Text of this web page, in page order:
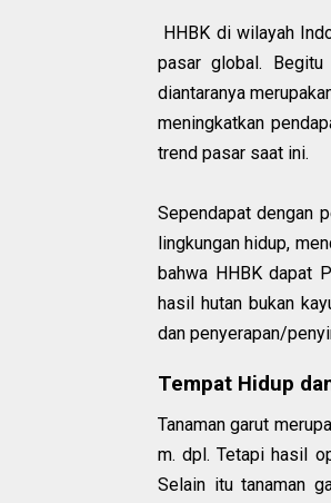
HHBK di wilayah
pasar global. Begitu
diantaranya
meningkatkan
trend pasar saat ini.
Sependapat dengan
lingkungan hidup,
bahwa HHBK dapat
hasil hutan bukan
dan penyerapan/
Tempat Hidup
Tanaman garut
m. dpl. Tetapi hasil
Selain itu tanaman